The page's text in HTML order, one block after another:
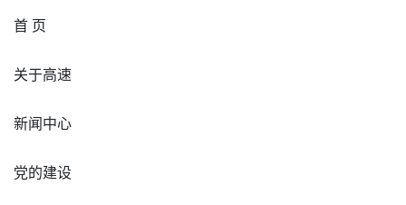
首 页
关于高速
新闻中心
党的建设